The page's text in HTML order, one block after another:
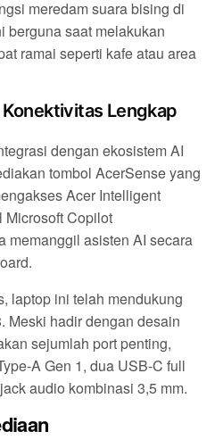
meredam suara bising di
berguna saat melakukan
ramai seperti kafe atau area
Lengkap
dengan ekosistem AI
tombol AcerSense yang
Acer Intelligent
Microsoft Copilot
memanggil asisten AI secara
laptop ini telah mendukung
Meski hadir dengan desain
sejumlah port penting,
A Gen 1, dua USB-C full
audio kombinasi 3,5 mm.